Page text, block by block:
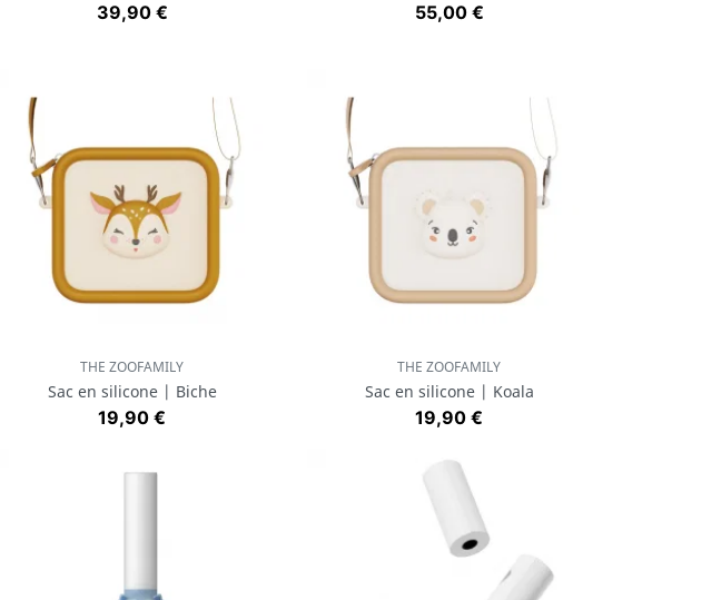
Prix
39,90 € Prix
55,00 €
 Aperçu rapide
THE ZOOFAMILY
Sac en silicone | Biche
Prix
19,90 €
 Aperçu rapide
THE ZOOFAMILY
Sac en silicone | Koala
Prix
19,90 €